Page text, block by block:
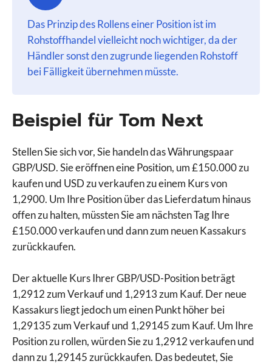
Das Prinzip des Rollens einer Position ist im
Rohstoffhandel vielleicht noch wichtiger, da der
Händler sonst den zugrunde liegenden Rohstoff
bei Fälligkeit übernehmen müsste.
Beispiel für Tom Next
Stellen Sie sich vor, Sie handeln das Währungspaar
GBP/USD. Sie eröffnen eine Position, um £150.000 zu
kaufen und USD zu verkaufen zu einem Kurs von
1,2900. Um Ihre Position über das Lieferdatum hinaus
offen zu halten, müssten Sie am nächsten Tag Ihre
£150.000 verkaufen und dann zum neuen Kassakurs
zurückkaufen.
Der aktuelle Kurs Ihrer GBP/USD-Position beträgt
1,2912 zum Verkauf und 1,2913 zum Kauf. Der neue
Kassakurs liegt jedoch um einen Punkt höher bei
1,29135 zum Verkauf und 1,29145 zum Kauf. Um Ihre
Position zu rollen, würden Sie zu 1,2912 verkaufen und
dann zu 1,29145 zurückkaufen. Das bedeutet, Sie